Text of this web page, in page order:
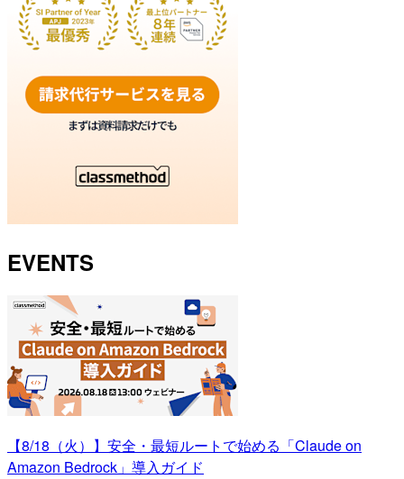
EVENTS
【8/18（火）】安全・最短ルートで始める「Claude on
Amazon Bedrock」導入ガイド